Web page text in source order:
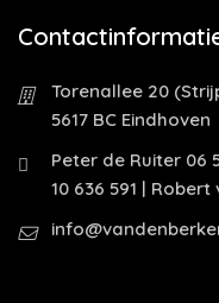
Torenallee 20
5617 BC Eindhoven
Peter de Ruiter 06
10 636 591 | Robert